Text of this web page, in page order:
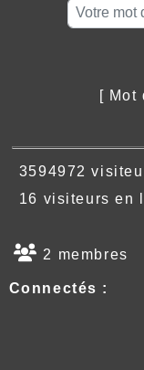
[ Mot
3594972
16 visiteurs en
2 membres
Connectés :